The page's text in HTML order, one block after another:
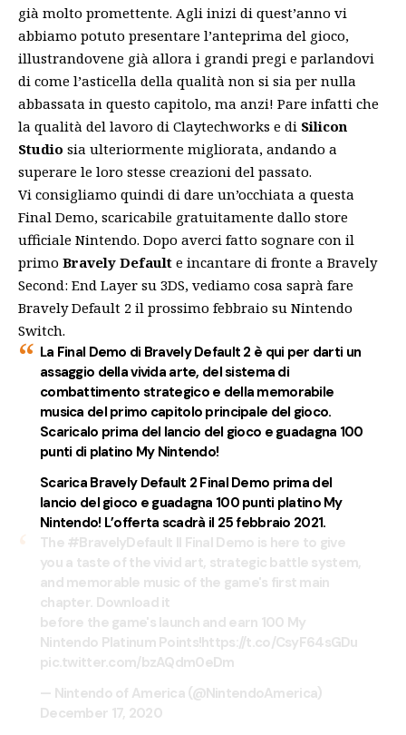
già molto promettente. Agli inizi di quest’anno vi
abbiamo potuto presentare l’anteprima del gioco,
illustrandovene già allora i grandi pregi e parlandovi
di come l’asticella della qualità non si sia per nulla
abbassata in questo capitolo, ma anzi! Pare infatti che
la qualità del lavoro di Claytechworks e di Silicon
Studio sia ulteriormente migliorata, andando a
superare le loro stesse creazioni del passato.
Vi consigliamo quindi di dare un’occhiata a questa
Final Demo, scaricabile gratuitamente dallo store
ufficiale Nintendo. Dopo averci fatto sognare con il
primo Bravely Default e incantare di fronte a Bravely
Second: End Layer su 3DS, vediamo cosa saprà fare
Bravely Default 2 il prossimo febbraio su Nintendo
Switch.
La Final Demo di Bravely Default 2 è qui per darti un
assaggio della vivida arte, del sistema di
combattimento strategico e della memorabile
musica del primo capitolo principale del gioco.
Scaricalo prima del lancio del gioco e guadagna 100
punti di platino My Nintendo!
Scarica Bravely Default 2 Final Demo prima del
lancio del gioco e guadagna 100 punti platino My
Nintendo! L’offerta scadrà il 25 febbraio 2021.
The #BravelyDefault II Final Demo is here to give
you a taste of the vivid art, strategic battle system,
and memorable music of the game's first main
chapter. Download it
before the game's launch and earn 100 My
Nintendo Platinum Points!https://t.co/CsyF64sGDu
pic.twitter.com/bzAQdm0eDm
— Nintendo of America (@NintendoAmerica)
December 17, 2020